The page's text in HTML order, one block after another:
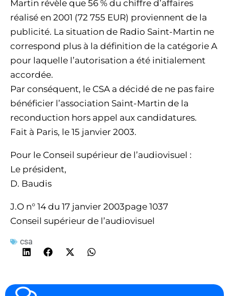
Martin révèle que 56 % du chiffre d’affaires
réalisé en 2001 (72 755 EUR) proviennent de la
publicité. La situation de Radio Saint-Martin ne
correspond plus à la définition de la catégorie A
pour laquelle l’autorisation a été initialement
accordée.
Par conséquent, le CSA a décidé de ne pas faire
bénéficier l’association Saint-Martin de la
reconduction hors appel aux candidatures.
Fait à Paris, le 15 janvier 2003.
Pour le Conseil supérieur de l’audiovisuel :
Le président,
D. Baudis
J.O n° 14 du 17 janvier 2003page 1037
Conseil supérieur de l’audiovisuel
csa